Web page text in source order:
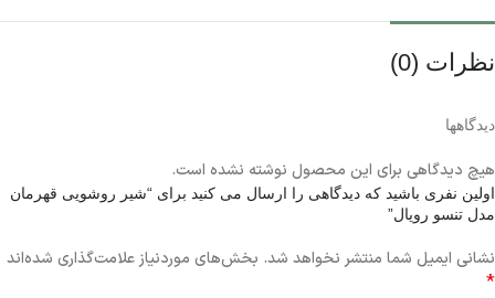
نظرات (0)
دیدگاهها
هیچ دیدگاهی برای این محصول نوشته نشده است.
اولین نفری باشید که دیدگاهی را ارسال می کنید برای “شیر روشویی قهرمان
مدل تنسو رویال”
نشانی ایمیل شما منتشر نخواهد شد. بخش‌های موردنیاز علامت‌گذاری شده‌اند
*